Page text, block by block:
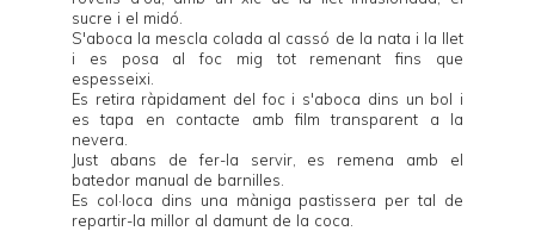
sucre i el midó.
S'aboca la mescla colada al cassó de la nata i la llet
i es posa al foc mig tot remenant fins que
espesseixi.
Es retira ràpidament del foc i s'aboca dins un bol i
es tapa en contacte amb film transparent a la
nevera.
Just abans de fer-la servir, es remena amb el
batedor manual de barnilles.
Es col·loca dins una màniga pastissera per tal de
repartir-la millor al damunt de la coca.